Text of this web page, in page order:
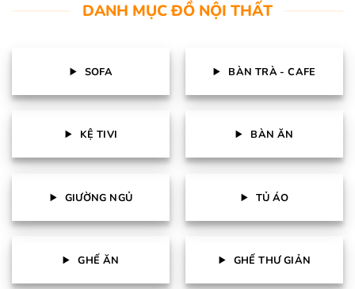
DANH MỤC ĐỒ NỘI THẤT
SOFA BÀN TRÀ - CAFE
KỆ TIVI BÀN ĂN
GIƯỜNG NGỦ TỦ ÁO
GHẾ ĂN GHẾ THƯ GIẢN